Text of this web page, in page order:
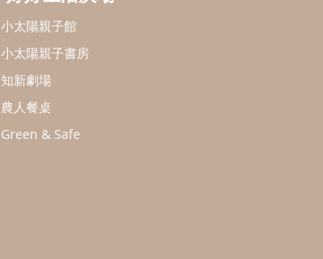
小太陽親子館
小太陽親子書房
知新劇場
農人餐桌
Green & Safe